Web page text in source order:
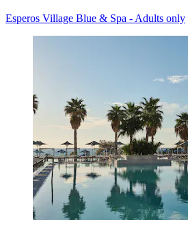
Esperos Village Blue & Spa - Adults only